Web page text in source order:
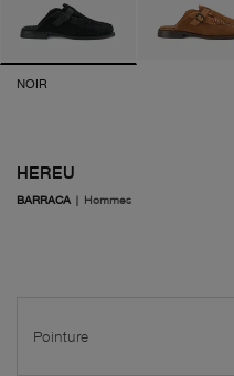
NOIR
HEREU
BARRACA | Hommes
Pointure